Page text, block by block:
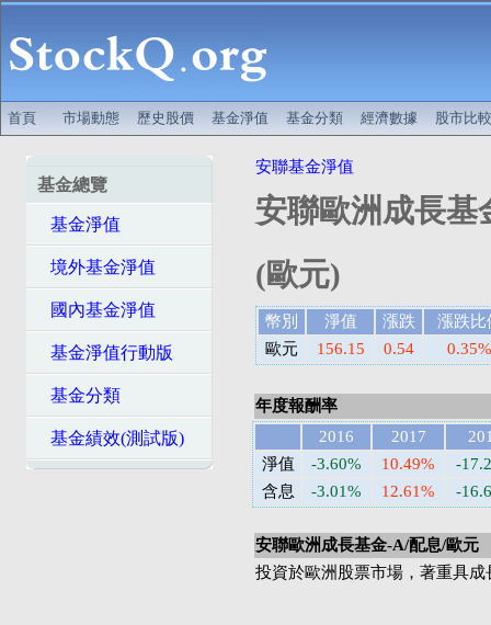
首頁 市場動態 歷史股價 基金淨值 基金分類 經濟數據 股市比較
基金總覽
基金淨值
境外基金淨值
國內基金淨值
基金淨值行動版
基金分類
基金績效(測試版)
安聯基金淨值
安聯歐洲成長基
(歐元)
幣別 淨值 漲跌
漲跌比
歐元
156.15 0.54 0.35%
年度報酬率
2016
2017
淨值
-3.60% 10.49%
-
含息
-3.01% 12.61% -
安聯歐洲成長基金-A/配息/歐元
投資於歐洲股票市場，著重具